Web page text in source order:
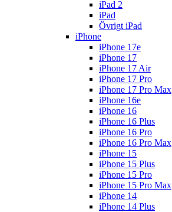
iPad 2
iPad
Övrigt iPad
iPhone
iPhone 17e
iPhone 17
iPhone 17 Air
iPhone 17 Pro
iPhone 17 Pro Max
iPhone 16e
iPhone 16
iPhone 16 Plus
iPhone 16 Pro
iPhone 16 Pro Max
iPhone 15
iPhone 15 Plus
iPhone 15 Pro
iPhone 15 Pro Max
iPhone 14
iPhone 14 Plus